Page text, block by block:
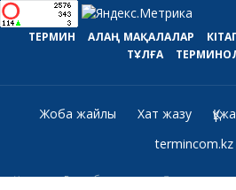
ТЕРМИН АЛАҢ МАҚАЛАЛАР
ТҰЛҒА
Жоба жайлы Хат жазу
termincom.kz
Қазақстан Республикасының Ғылым және